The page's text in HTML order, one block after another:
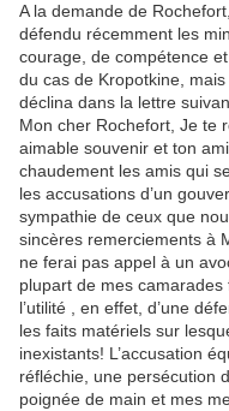
A la demande de
défendu récemment les
courage, de compétence
du cas de Kropotkine,
déclina dans la lettre
Mon cher Rochefort, Je te
aimable souvenir et ton
chaudement les amis qui
les accusations d’un
sympathie de ceux que
sincères remerciements à
ne ferai pas appel à un
plupart de mes
l’utilité , en effet, d’une
les faits matériels sur
inexistants! L’accusation
réfléchie, une persécution
poignée de main et mes